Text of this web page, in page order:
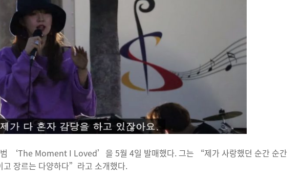
범 ‘The Moment I Loved’을 5월 4일 발매했다. 그는 “제가 사랑했던 순간 순간
고 장르는 다양하다”라고 소개했다.